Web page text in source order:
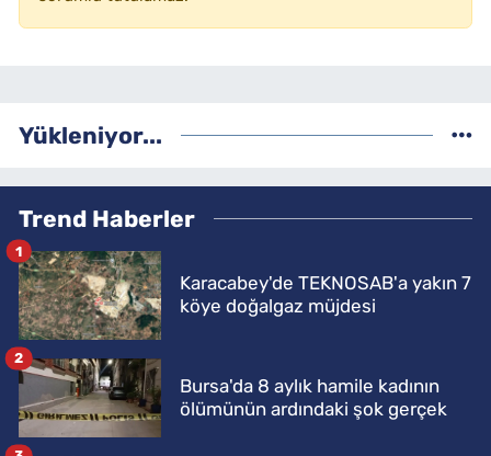
Yükleniyor...
Trend Haberler
Karacabey'de TEKNOSAB'a yakın 7
köye doğalgaz müjdesi
1
Bursa'da 8 aylık hamile kadının
ölümünün ardındaki şok gerçek
2